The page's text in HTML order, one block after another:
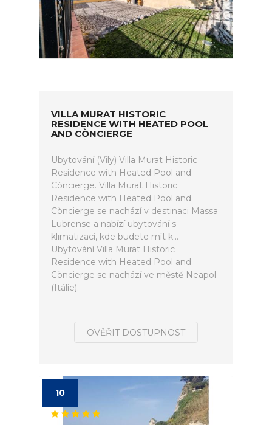
VILLA MURAT HISTORIC
RESIDENCE WITH HEATED POOL
AND CÒNCIERGE
Ubytování (Vily) Villa Murat Historic
Residence with Heated Pool and
Còncierge. Villa Murat Historic
Residence with Heated Pool and
Còncierge se nachází v destinaci Massa
Lubrense a nabízí ubytování s
klimatizací, kde budete mít k...
Ubytování Villa Murat Historic
Residence with Heated Pool and
Còncierge se nachází ve městě Neapol
(Itálie).
OVĚŘIT DOSTUPNOST
10